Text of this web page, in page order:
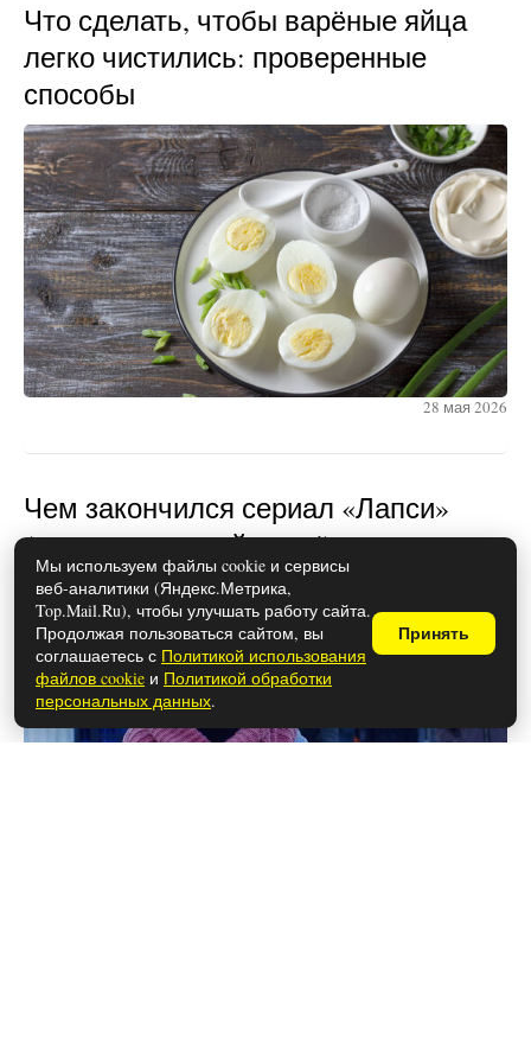
Что сделать, чтобы варёные яйца
легко чистились: проверенные
способы
28 мая 2026
Чем закончился сериал «Лапси»
(осторожно, спойлеры!)
Мы используем файлы cookie и сервисы
веб-аналитики (Яндекс.Метрика,
Top.Mail.Ru), чтобы улучшать работу сайта.
Продолжая пользоваться сайтом, вы
соглашаетесь с Политикой использования
файлов cookie и Политикой обработки
персональных данных.
Принять